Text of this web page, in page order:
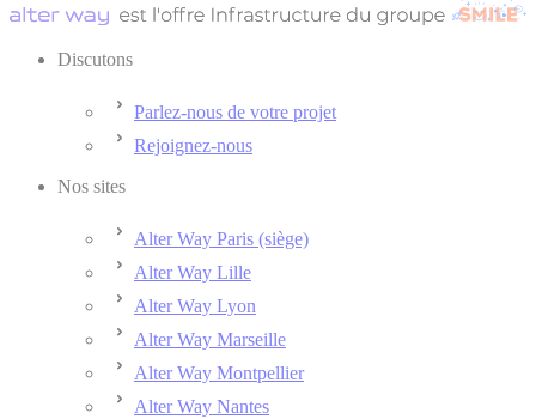
Discutons
Parlez-nous de votre projet
Rejoignez-nous
Nos sites
Alter Way Paris (siège)
Alter Way Lille
Alter Way Lyon
Alter Way Marseille
Alter Way Montpellier
Alter Way Nantes